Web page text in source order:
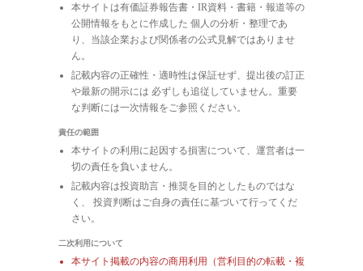
本サイトは有価証券報告書・IR資料・書籍・報道等の
公開情報をもとに作成した 個人の分析・整理であ
り、当該企業および関係者の公式見解ではありませ
ん。
記載内容の正確性・適時性は保証せず、提出後の訂正
や最新の開示には 必ずしも追従していません。重要
な判断には一次情報をご参照ください。
責任の範囲
本サイトの利用に起因する損害について、運営者は一
切の責任を負いません。
記載内容は投資助言・推奨を目的としたものではな
く、 投資判断はご自身の責任に基づいて行ってくだ
さい。
二次利用について
本サイト掲載の内容の商用利用（営利目的の転載・複